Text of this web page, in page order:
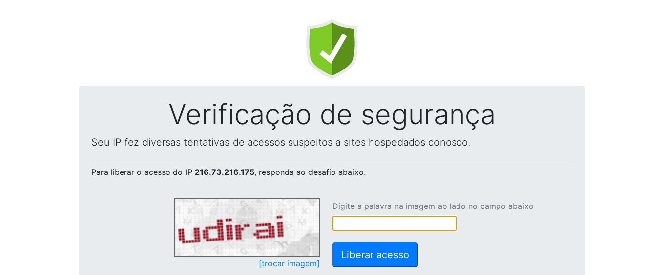
Verificação de segurança
Seu IP fez diversas tentativas de acessos suspeitos a sites hospedados conosco.
Para liberar o acesso do IP 216.73.216.175, responda ao desafio abaixo.
[trocar imagem]
Digite a palavra na imagem ao lado no campo abaixo